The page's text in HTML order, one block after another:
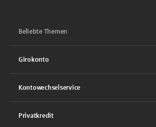
Beliebte Themen
Girokonto
Kontowechselservice
Privatkredit